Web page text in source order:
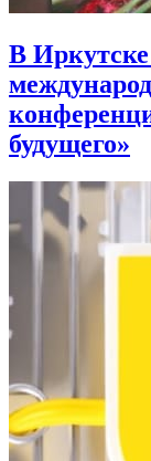
В Иркутске
будущего»